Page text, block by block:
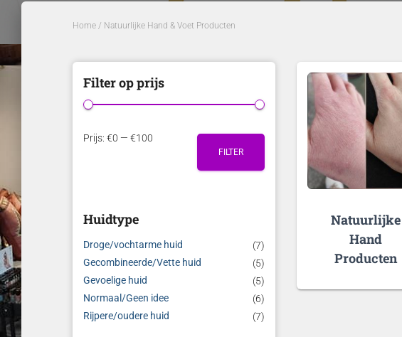
Home / Natuurlijke Hand & Voet Producten
Filter op prijs
M
r
i
j
s
M
r
i
j
s
FILTER
Prijs: €0 — €100
Huidtype
Droge/vochtarme huid
(7)
Gecombineerde/Vette huid
(5)
Gevoelige huid
(5)
Normaal/Geen idee
(6)
Rijpere/oudere huid
(7)
Natuurlijke
Hand
Producten